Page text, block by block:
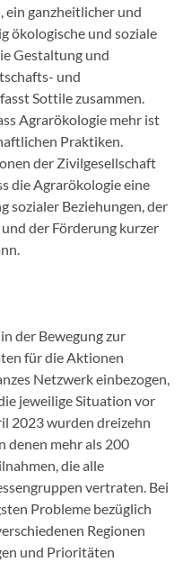
, ein ganzheitlicher und
ökologische und soziale
Gestaltung und
und
Sottile zusammen.
Agrarökologie mehr ist
Praktiken.
der Zivilgesellschaft
die Agrarökologie eine
sozialer Beziehungen, der
der Förderung kurzer
der Bewegung zur
für die Aktionen
Netzwerk einbezogen,
jeweilige Situation vor
2023 wurden dreizehn
denen mehr als 200
die alle
vertraten. Bei
Probleme bezüglich
Regionen
und Prioritäten